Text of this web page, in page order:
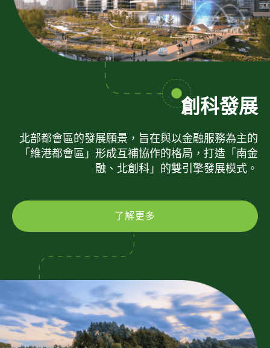
創科發展
北部都會區的發展願景，旨在與以金融服務為主的
「維港都會區」形成互補協作的格局，打造「南金
融、北創科」的雙引擎發展模式。
了解更多